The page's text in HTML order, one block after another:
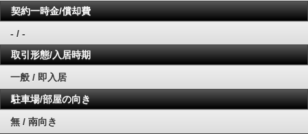
契約一時金/償却費
- / -
取引形態/入居時期
一般 / 即入居
駐車場/部屋の向き
無 / 南向き